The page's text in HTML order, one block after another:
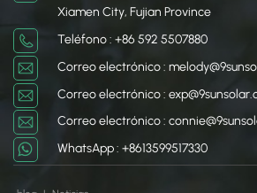
Xiamen City, Fujian Province
Teléfono : +86 592 5507880
Correo electrónico :
Correo electrónico :
Correo electrónico :
WhatsApp : +8613599517330